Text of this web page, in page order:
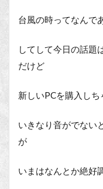
台風の時ってなんで
してして今日の話題
だけど
新しいPCを購入しち
いきなり音がでない
が
いまはなんとか絶好